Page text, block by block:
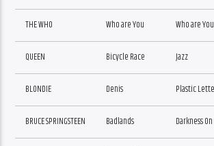
THE WHO Who are You Who are You
QUEEN Bicycle Race Jazz
BLONDIE Denis Plastic
BRUCE SPRINGSTEEN Badlands Darkness